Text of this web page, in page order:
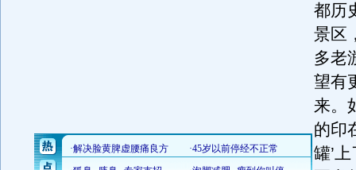
都历
景区
多老
望有
来。
的印
罐’